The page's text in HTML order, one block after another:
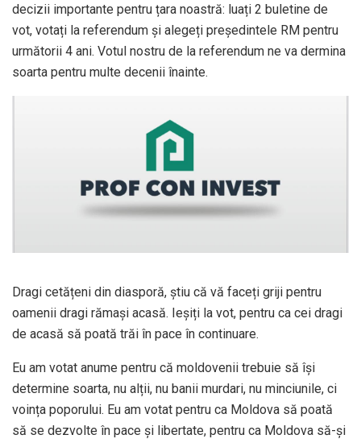
decizii importante pentru țara noastră: luați 2 buletine de
vot, votați la referendum și alegeți președintele RM pentru
următorii 4 ani. Votul nostru de la referendum ne va dermina
soarta pentru multe decenii înainte.
Dragi cetățeni din diasporă, știu că vă faceți griji pentru
oamenii dragi rămași acasă. Ieșiți la vot, pentru ca cei dragi
de acasă să poată trăi în pace în continuare.
Eu am votat anume pentru că moldovenii trebuie să își
determine soarta, nu alții, nu banii murdari, nu minciunile, ci
voința poporului. Eu am votat pentru ca Moldova să poată
să se dezvolte în pace și libertate, pentru ca Moldova să-și